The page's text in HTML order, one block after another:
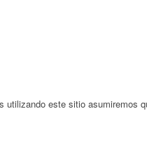
este sitio asumiremos